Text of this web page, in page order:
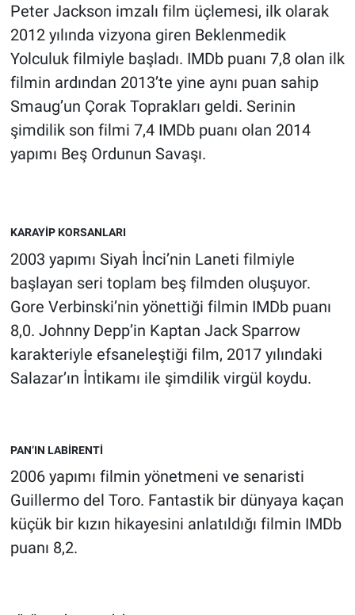
Peter Jackson imzalı film üçlemesi, ilk olarak
2012 yılında vizyona giren Beklenmedik
Yolculuk filmiyle başladı. IMDb puanı 7,8 olan ilk
filmin ardından 2013’te yine aynı puan sahip
Smaug’un Çorak Toprakları geldi. Serinin
şimdilik son filmi 7,4 IMDb puanı olan 2014
yapımı Beş Ordunun Savaşı.
KARAYİP KORSANLARI
2003 yapımı Siyah İnci’nin Laneti filmiyle
başlayan seri toplam beş filmden oluşuyor.
Gore Verbinski’nin yönettiği filmin IMDb puanı
8,0. Johnny Depp’in Kaptan Jack Sparrow
karakteriyle efsaneleştiği film, 2017 yılındaki
Salazar’ın İntikamı ile şimdilik virgül koydu.
PAN’IN LABİRENTİ
2006 yapımı filmin yönetmeni ve senaristi
Guillermo del Toro. Fantastik bir dünyaya kaçan
küçük bir kızın hikayesini anlatıldığı filmin IMDb
puanı 8,2.